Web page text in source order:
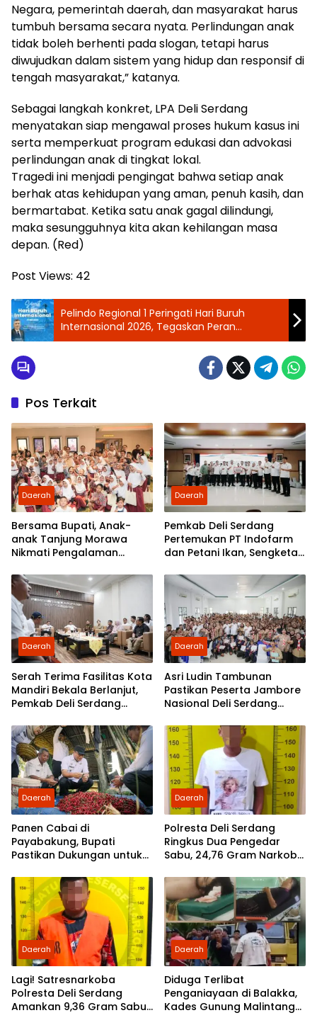
Negara, pemerintah daerah, dan masyarakat harus
tumbuh bersama secara nyata. Perlindungan anak
tidak boleh berhenti pada slogan, tetapi harus
diwujudkan dalam sistem yang hidup dan responsif di
tengah masyarakat,” katanya.
Sebagai langkah konkret, LPA Deli Serdang
menyatakan siap mengawal proses hukum kasus ini
serta memperkuat program edukasi dan advokasi
perlindungan anak di tingkat lokal.
Tragedi ini menjadi pengingat bahwa setiap anak
berhak atas kehidupan yang aman, penuh kasih, dan
bermartabat. Ketika satu anak gagal dilindungi,
maka sesungguhnya kita akan kehilangan masa
depan. (Red)
Post Views: 42
Pelindo Regional 1 Peringati Hari Buruh
Internasional 2026, Tegaskan Peran
Strategis Pekerja Pelabuhan
Pos Terkait
Daerah
Bersama Bupati, Anak-
anak Tanjung Morawa
Nikmati Pengalaman
Daerah
Pemkab Deli Serdang
Pertemukan PT Indofarm
dan Petani Ikan, Sengketa
Daerah
Serah Terima Fasilitas Kota
Mandiri Bekala Berlanjut,
Pemkab Deli Serdang
Daerah
Asri Ludin Tambunan
Pastikan Peserta Jambore
Nasional Deli Serdang
Biaya
Daerah
Panen Cabai di
Payabakung, Bupati
Pastikan Dukungan untuk
Daerah
Polresta Deli Serdang
Ringkus Dua Pengedar
Sabu, 24,76 Gram Narkoba
Daerah
Lagi! Satresnarkoba
Polresta Deli Serdang
Amankan 9,36 Gram Sabu
Daerah
Diduga Terlibat
Penganiayaan di Balakka,
Kades Gunung Malintang